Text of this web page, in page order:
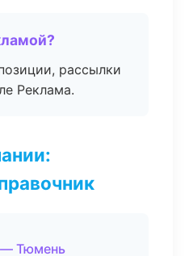
рассылки
Реклама.
— Тюмень